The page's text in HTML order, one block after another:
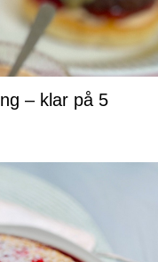
– klar på 5